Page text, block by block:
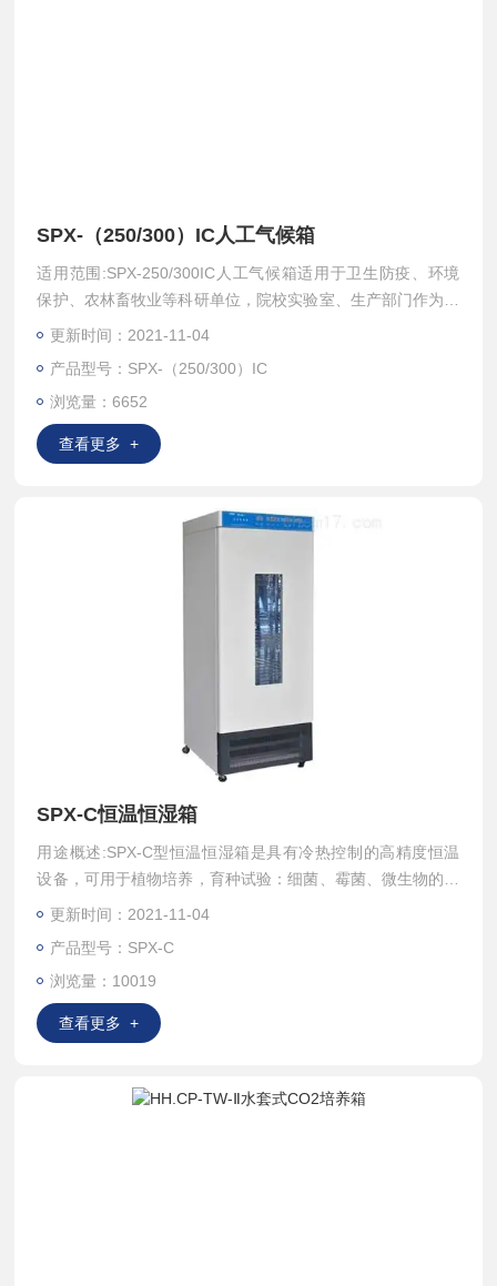
SPX-（250/300）IC人工气候箱
适用范围:SPX-250/300IC人工气候箱适用于卫生防疫、环境
保护、农林畜牧业等科研单位，院校实验室、生产部门作为霉
菌、细菌和微生物的培养保存、植物栽培、育种实验的恒温设
更新时间：2021-11-04
产品型号：SPX-（250/300）IC
浏览量：6652
查看更多 +
SPX-C恒温恒湿箱
用途概述:SPX-C型恒温恒湿箱是具有冷热控制的高精度恒温
设备，可用于植物培养，育种试验：细菌、霉菌、微生物的培
养、保存；水体分析的BOD测定以及其他用途的恒温国，也是
理想的试验设备。
更新时间：2021-11-04
产品型号：SPX-C
浏览量：10019
查看更多 +